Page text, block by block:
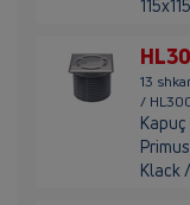
13
/
Klack